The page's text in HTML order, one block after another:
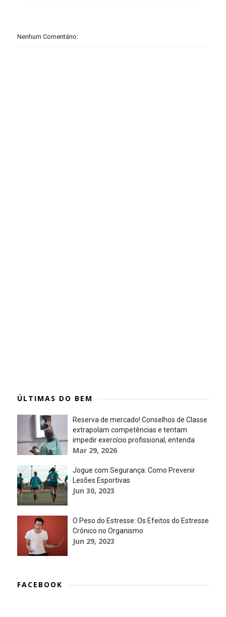
Nenhum Comentário:
ÚLTIMAS DO BEM
Reserva de mercado! Conselhos de Classe
extrapolam competências e tentam
impedir exercício profissional, entenda
Mar 29, 2026
Jogue com Segurança: Como Prevenir
Lesões Esportivas
Jun 30, 2023
O Peso do Estresse: Os Efeitos do Estresse
Crônico no Organismo
Jun 29, 2023
FACEBOOK